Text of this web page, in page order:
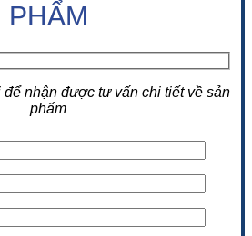
PHẨM
nhận được tư vấn chi tiết về sản
phẩm